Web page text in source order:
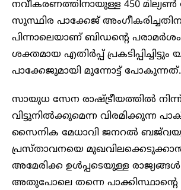
നവീകരണത്തിനായുള്ള 450 മില്യൺ
സുസ്ഥിര പാക്കേജ്
പിന്നാലെയാണ് ബിഡന്റെ
ശക്തമായ എതിർപ്പ്
പാക്കേജുമായി മുന്നോട്ട് പോകുന്നത്.
സായുധ സേന രാഷ്ട്രീയത്തിൽ
വിട്ടുനിൽക്കുമെന്ന വിരമിക്കുന്ന
സൈനിക മേധാവി ജനറൽ
പ്രസ്താവനയെ
അമേരിക്ക ഉൾപ്പടെയുള്ള രാജ്യങ്ങൾ
അതുപോലെ തന്നെ പാക്കിസ്ഥാന്റെ